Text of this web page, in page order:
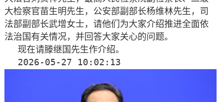
大检察官苗生明先生，公安部副部长杨维林先生，司
法部副部长武增女士，请他们为大家介绍推进全面依
法治国有关情况，并回答大家关心的问题。
现在请滕继国先生作介绍。
2026-05-27 10:02:13